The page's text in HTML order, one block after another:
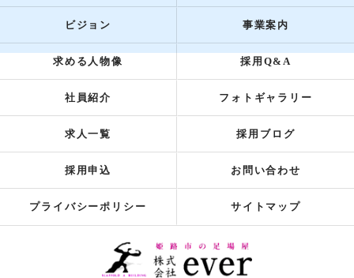
ビジョン 事業案内
求める人物像 採用Q&A
社員紹介 フォトギャラリー
求人一覧 採用ブログ
採用申込 お問い合わせ
プライバシーポリシー サイトマップ